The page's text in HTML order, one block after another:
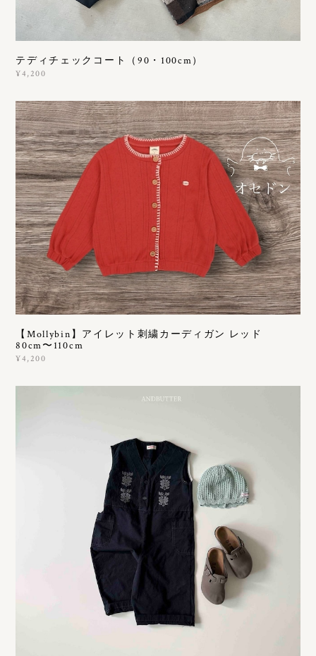
テディチェックコート（90・100cm）
¥4,200
【Mollybin】アイレット刺繍カーディガン レッド
80cm〜110cm
¥4,200